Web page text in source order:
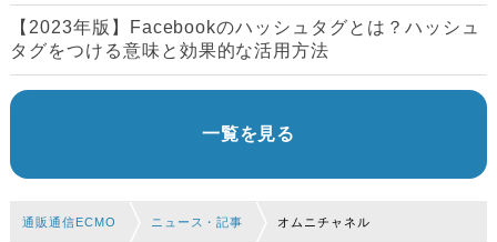
【2023年版】Facebookのハッシュタグとは？ハッシュ
タグをつける意味と効果的な活用方法
一覧を見る
通販通信ECMO ニュース・記事 オムニチャネル